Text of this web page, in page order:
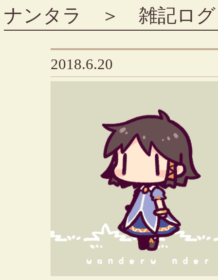
ナンタラ ＞ 雑記ログ
2018.6.20